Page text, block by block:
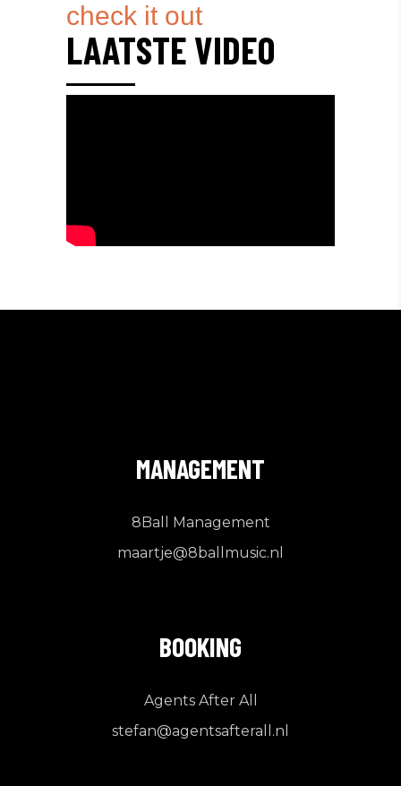
check it out
LAATSTE VIDEO
MANAGEMENT
8Ball Management
maartje@8ballmusic.nl
BOOKING
Agents After All
stefan@agentsafterall.nl